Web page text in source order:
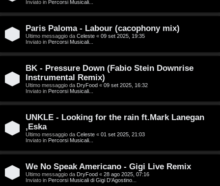
m
e
n
t
i
a
t
t
v
i
Inviato in Percorsi Musicali...
Paris Paloma - Labour (cacophony mix)
Ultimo messaggio da Celeste « 09 set 2025, 19:35
Inviato in Percorsi Musicali...
BK - Pressure Down (Fabio Stein Downrise
Instrumental Remix)
Ultimo messaggio da DryFood « 09 set 2025, 16:32
Inviato in Percorsi Musicali...
UNKLE - Looking for the rain ft.Mark Lanegan
,Eska
Ultimo messaggio da Celeste « 01 set 2025, 21:03
Inviato in Percorsi Musicali...
We No Speak Americano - Gigi Live Remix
Ultimo messaggio da DryFood « 28 ago 2025, 07:16
Inviato in Percorsi Musicali di Gigi D'Agostino...
o
u
r
u
s
c
a
:
C